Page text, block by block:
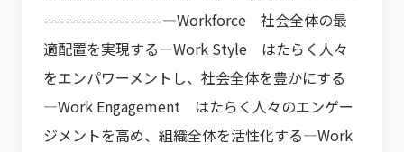
----------------------―Workforce 社会全体の最
適配置を実現する―Work Style はたらく人々
をエンパワーメントし、社会全体を豊かにする
―Work Engagement はたらく人々のエンゲー
ジメントを高め、組織全体を活性化する―Work